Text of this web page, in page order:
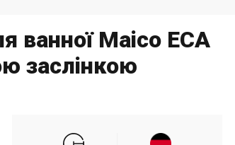
ванної Maico ECA
заслінкою